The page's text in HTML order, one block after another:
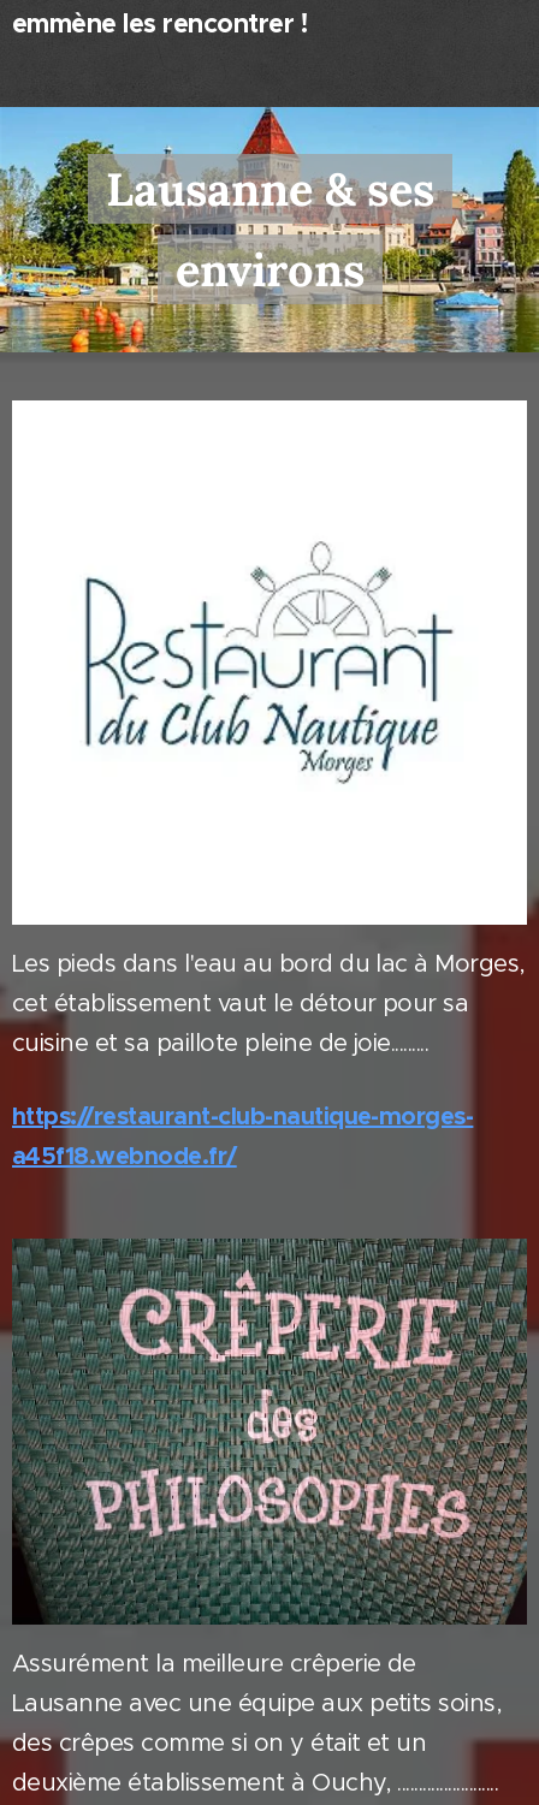
emmène les rencontrer !
Lausanne & ses
environs
Les pieds dans l'eau au bord du lac à Morges,
cet établissement vaut le détour pour sa
cuisine et sa paillote pleine de joie.........
https://restaurant-club-nautique-morges-
a45f18.webnode.fr/
Assurément la meilleure crêperie de
Lausanne avec une équipe aux petits soins,
des crêpes comme si on y était et un
deuxième établissement à Ouchy, ........................